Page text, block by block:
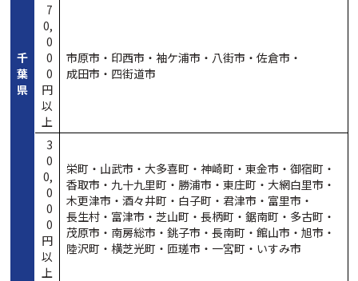
千
葉
県
7
0,
0
0
0
円
以
上
市原市・ 印西市・ 袖ケ浦市・ 八街市・ 佐倉市・
成田市・ 四街道市
3
0
0,
0
0
0
円
以
上
栄町・ 山武市・ 大多喜町・ 神崎町・ 東金市・ 御宿町・
香取市・ 九十九里町・ 勝浦市・ 東庄町・ 大網白里市・
木更津市・ 酒々井町・ 白子町・ 君津市・ 富里市・
長生村・ 富津市・ 芝山町・ 長柄町・ 鋸南町・ 多古町・
茂原市・ 南房総市・ 銚子市・ 長南町・ 館山市・ 旭市・
陸沢町・ 横芝光町・ 匝瑳市・ 一宮町・ いすみ市